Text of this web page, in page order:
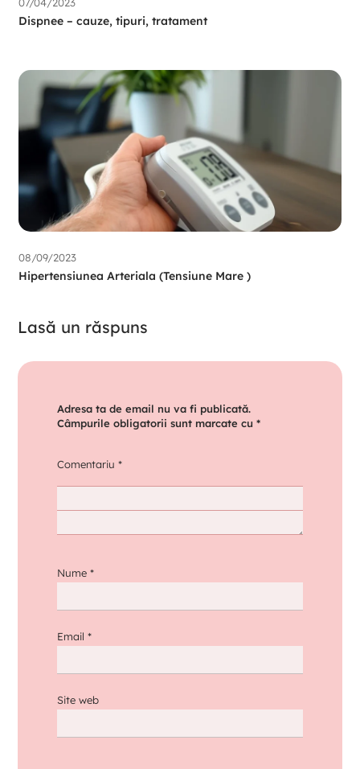
Dispnee – cauze, tipuri, tratament
08/09/2023
Hipertensiunea Arteriala (Tensiune Mare )
Lasă un răspuns
Adresa ta de email nu va fi publicată.
Câmpurile obligatorii sunt marcate cu *
Comentariu *
Nume *
Email *
Site web